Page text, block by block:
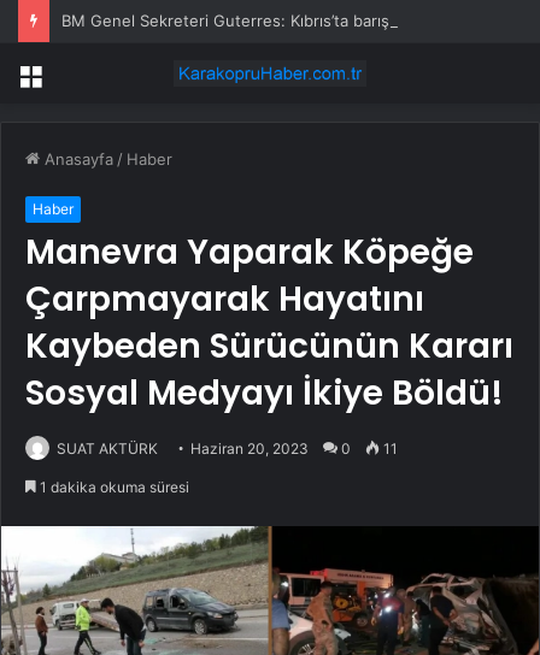
Menü
Anasayfa / Haber
Haber
Manevra Yaparak Köpeğe
Çarpmayarak Hayatını
Kaybeden Sürücünün Kararı
Sosyal Medyayı İkiye Böldü!
SUAT AKTÜRK Haziran 20, 2023 0 11
1 dakika okuma süresi